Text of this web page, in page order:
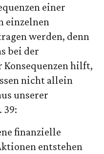
einer
einzelnen
werden, denn
bei der
hilft,
nicht allein
unserer
39:
finanzielle
entstehen